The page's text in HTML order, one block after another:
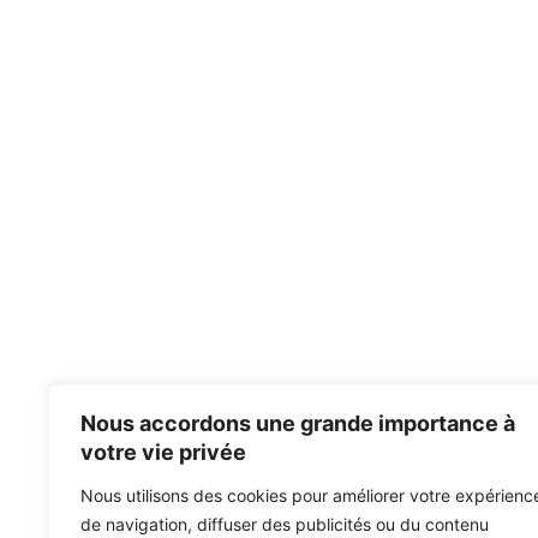
Nous accordons une grande importance à
votre vie privée
Nous utilisons des cookies pour améliorer votre
de navigation, diffuser des publicités ou du contenu